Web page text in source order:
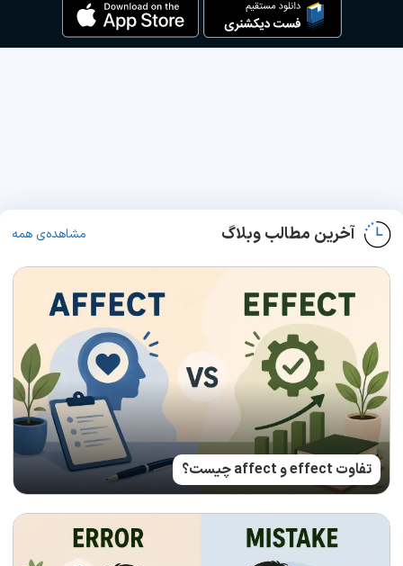
آخرین مطالب وبلاگ مشاهده‌ی همه
تفاوت effect و affect چیست؟